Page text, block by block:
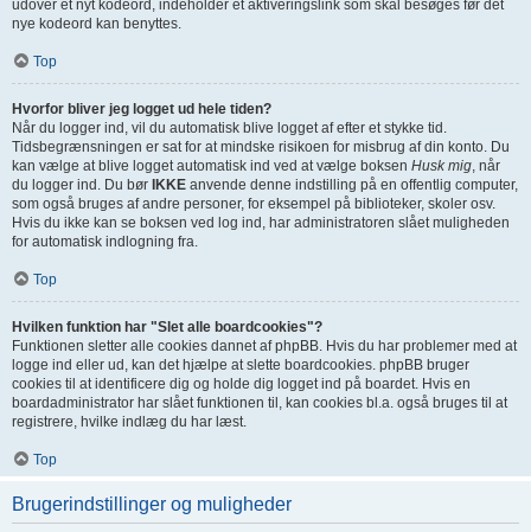
udover et nyt kodeord, indeholder et aktiveringslink som skal besøges før det
nye kodeord kan benyttes.
Top
Hvorfor bliver jeg logget ud hele tiden?
Når du logger ind, vil du automatisk blive logget af efter et stykke tid.
Tidsbegrænsningen er sat for at mindske risikoen for misbrug af din konto. Du
kan vælge at blive logget automatisk ind ved at vælge boksen Husk mig, når
du logger ind. Du bør IKKE anvende denne indstilling på en offentlig computer,
som også bruges af andre personer, for eksempel på biblioteker, skoler osv.
Hvis du ikke kan se boksen ved log ind, har administratoren slået muligheden
for automatisk indlogning fra.
Top
Hvilken funktion har "Slet alle boardcookies"?
Funktionen sletter alle cookies dannet af phpBB. Hvis du har problemer med at
logge ind eller ud, kan det hjælpe at slette boardcookies. phpBB bruger
cookies til at identificere dig og holde dig logget ind på boardet. Hvis en
boardadministrator har slået funktionen til, kan cookies bl.a. også bruges til at
registrere, hvilke indlæg du har læst.
Top
Brugerindstillinger og muligheder